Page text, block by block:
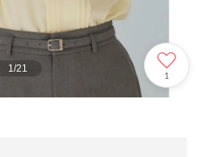
1 /21
1